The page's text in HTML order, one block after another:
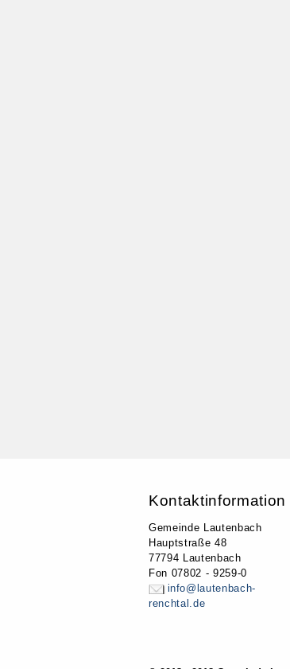
Kontaktinformation
Gemeinde Lautenbach
Hauptstraße 48
77794 Lautenbach
Fon 07802 - 9259-0
info@lautenbach-
renchtal.de